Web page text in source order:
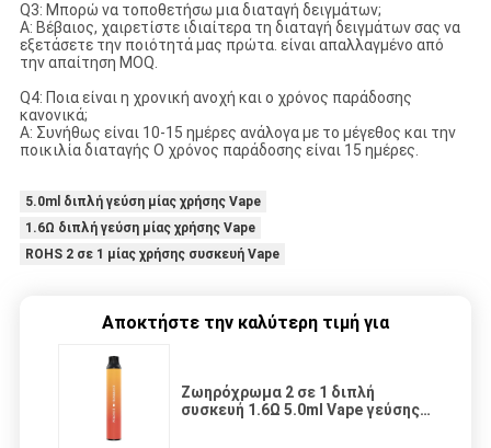
Q3: Μπορώ να τοποθετήσω μια διαταγή δειγμάτων;
Α: Βέβαιος, χαιρετίστε ιδιαίτερα τη διαταγή δειγμάτων σας να
εξετάσετε την ποιότητά μας πρώτα. είναι απαλλαγμένο από
την απαίτηση MOQ.
Q4: Ποια είναι η χρονική ανοχή και ο χρόνος παράδοσης
κανονικά;
Α: Συνήθως είναι 10-15 ημέρες ανάλογα με το μέγεθος και την
ποικιλία διαταγής Ο χρόνος παράδοσης είναι 15 ημέρες.
5.0ml διπλή γεύση μίας χρήσης Vape
1.6Ω διπλή γεύση μίας χρήσης Vape
ROHS 2 σε 1 μίας χρήσης συσκευή Vape
Αποκτήστε την καλύτερη τιμή για
Ζωηρόχρωμα 2 σε 1 διπλή
συσκευή 1.6Ω 5.0ml Vape γεύσης